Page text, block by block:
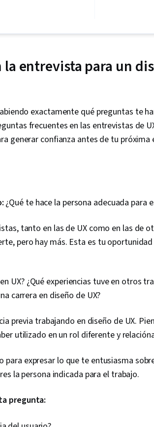
Testing,
Figma
Persona
Centered
Data Ethics,
Information
Research,
Diversity
Design,
Web
Guidelines,
Software
Diversity
Initiatives,
entrevista para un
exactamente qué preguntas te
frecuentes en las entrevistas de
generar confianza antes de tu próxima
¿Qué te hace la persona adecuada para
tanto en las de UX como en las de
pero hay más. Esta es tu
UX? ¿Qué experiencias tuve en otros
carrera en diseño de UX?
previa trabajando en diseño de UX.
utilizado en un rol diferente y
expresar lo que te entusiasma
la persona indicada para el trabajo.
pregunta: